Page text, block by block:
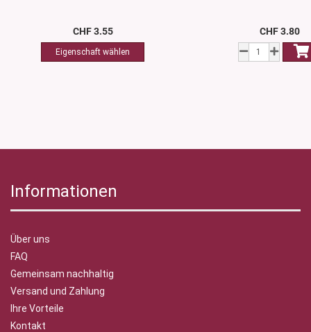
CHF 3.55 CHF 3.80
Informationen
Über uns
FAQ
Gemeinsam nachhaltig
Versand und Zahlung
Ihre Vorteile
Kontakt